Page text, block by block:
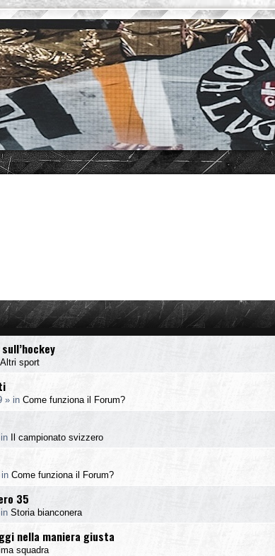
Altri sport
» in Come funziona il Forum?
Il campionato svizzero
Come funziona il Forum?
35
Storia bianconera
nella maniera giusta
squadra